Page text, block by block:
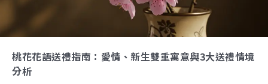
桃花花語送禮指南：愛情、新生雙重寓意與3大送禮情境
分析